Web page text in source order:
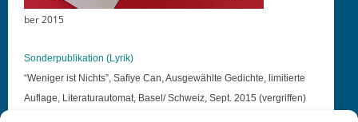
ber 2015
Son­der­pub­lika­tion (Lyrik)
“Weniger ist Nichts”, Safiye Can, Aus­gewählte Gedichte, lim­i­tierte
Auflage, Lit­er­at­u­rautomat, Basel/ Schweiz, Sept. 2015 (ver­grif­f­en)